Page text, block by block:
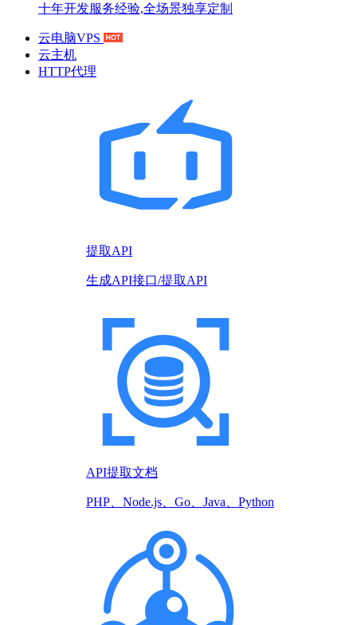
十年开发服务经验,全场景独享定制
云电脑VPS
云主机
HTTP代理
提取API
生成API接口/提取API
API提取文档
PHP、Node.js、Go、Java、Python